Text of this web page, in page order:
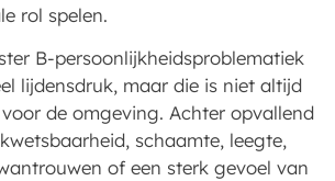
rol spelen.
B-persoonlijkheidsproblematiek
lijdensdruk, maar die is niet altijd
de omgeving. Achter opvallend
schaamte, leegte,
of een sterk gevoel van